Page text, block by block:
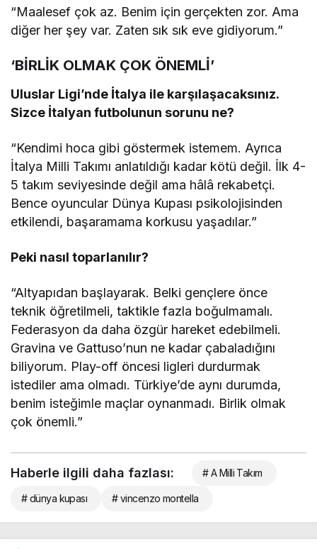
“Maalesef çok az. Benim için gerçekten zor. Ama
diğer her şey var. Zaten sık sık eve gidiyorum.”
‘BİRLİK OLMAK ÇOK ÖNEMLİ’
Uluslar Ligi’nde İtalya ile karşılaşacaksınız.
Sizce İtalyan futbolunun sorunu ne?
“Kendimi hoca gibi göstermek istemem. Ayrıca
İtalya Milli Takımı anlatıldığı kadar kötü değil. İlk 4-
5 takım seviyesinde değil ama hâlâ rekabetçi.
Bence oyuncular Dünya Kupası psikolojisinden
etkilendi, başaramama korkusu yaşadılar.”
Peki nasıl toparlanılır?
“Altyapıdan başlayarak. Belki gençlere önce
teknik öğretilmeli, taktikle fazla boğulmamalı.
Federasyon da daha özgür hareket edebilmeli.
Gravina ve Gattuso’nun ne kadar çabaladığını
biliyorum. Play-off öncesi ligleri durdurmak
istediler ama olmadı. Türkiye’de aynı durumda,
benim isteğimle maçlar oynanmadı. Birlik olmak
çok önemli.”
Haberle ilgili daha fazlası: # A Milli Takım
# dünya kupası # vincenzo montella